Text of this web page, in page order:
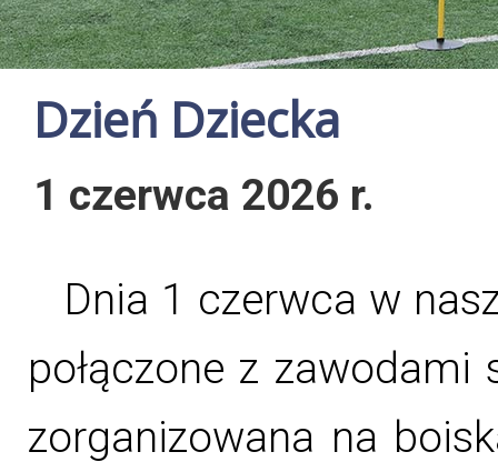
Dzień Dziecka
1 czerwca 2026 r.
Dnia 1 czerwca w
połączone z
zorganizowana na